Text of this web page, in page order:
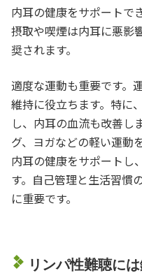
内耳の健康をサポートで
摂取や喫煙は内耳に悪影
奨されます。
適度な運動も重要です。
維持に役立ちます。特に
し、内耳の血流も改善し
グ、ヨガなどの軽い運動
内耳の健康をサポートし
す。自己管理と生活習慣
に重要です。
リンパ性難聴に